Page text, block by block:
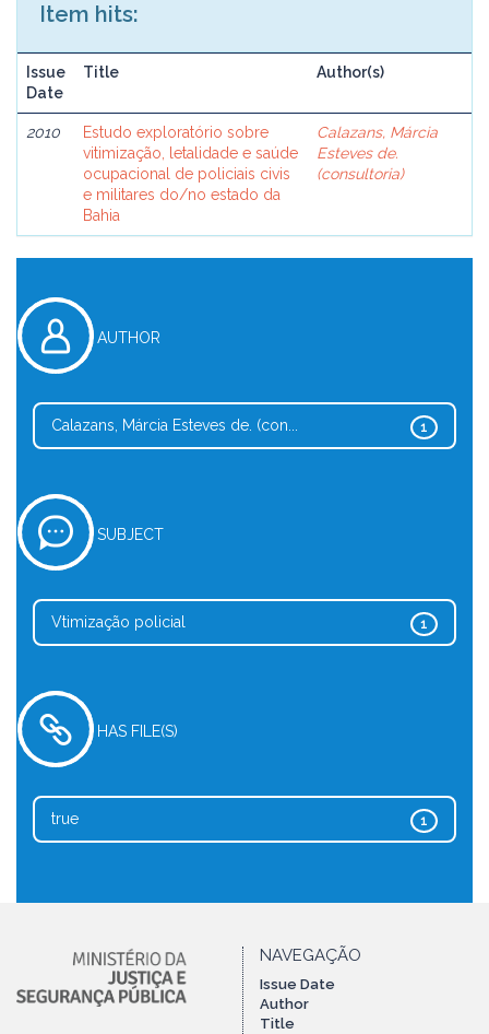
Item hits:
Issue
Date
Title Author(s)
2010
Estudo exploratório sobre
vitimização, letalidade e saúde
ocupacional de policiais civis
e militares do/no estado da
Bahia
Calazans, Márcia
Esteves de.
(consultoria)
AUTHOR
1
Calazans, Márcia Esteves de. (con...
SUBJECT
1
Vtimização policial
HAS FILE(S)
1
true
NAVEGAÇÃO
Issue Date
Author
Title